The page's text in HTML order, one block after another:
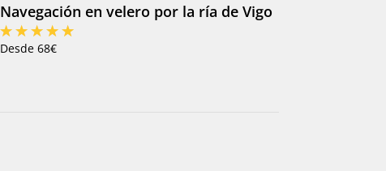
Navegación en velero por la ría de Vigo
Desde 68€